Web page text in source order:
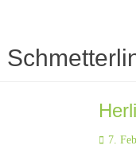
Posted
7.